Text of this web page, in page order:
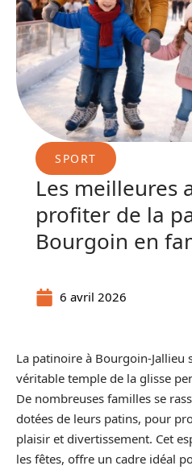
SPORT
Les meilleures
profiter de la
Bourgoin en
6 avril 2026
La patinoire à Bourgoin-Jallieu
véritable temple de la glisse
De nombreuses familles se
dotées de leurs patins, pour
plaisir et divertissement. Cet
les fêtes, offre un cadre idéal